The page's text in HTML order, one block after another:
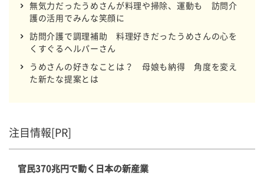
無気力だったうめさんが料理や掃除、運動も 訪問介
護の活用でみんな笑顔に
訪問介護で調理補助 料理好きだったうめさんの心を
くすぐるヘルパーさん
うめさんの好きなことは？ 母娘も納得 角度を変え
た新たな提案とは
注目情報[PR]
官民370兆円で動く日本の新産業